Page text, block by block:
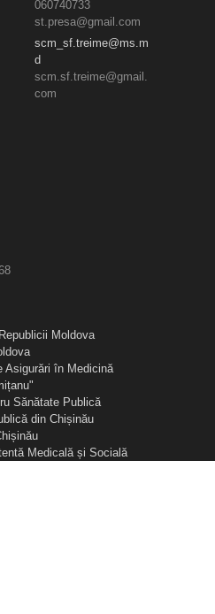
060740733
st.presa@gmail.com
scm_sf.treime@ms.m
d
scm.sf.treime@gmail.
com
Moldova
Asigurări în Medicină
Sănătate Publică
din Chișinău
Medicală și Socială